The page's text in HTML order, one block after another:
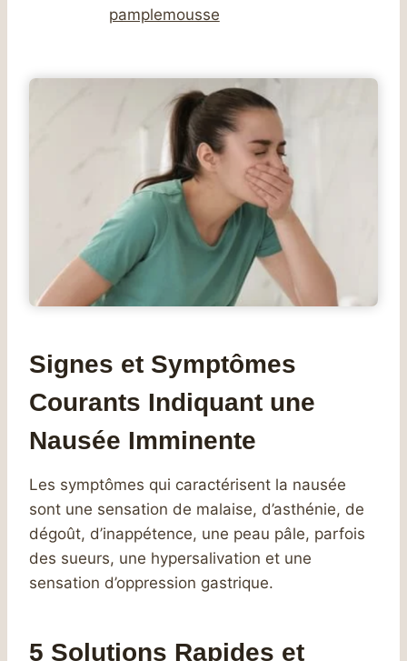
pamplemousse
Signes et Symptômes
Courants Indiquant une
Nausée Imminente
Les symptômes qui caractérisent la nausée
sont une sensation de malaise, d’asthénie, de
dégoût, d’inappétence, une peau pâle, parfois
des sueurs, une hypersalivation et une
sensation d’oppression gastrique.
5 Solutions Rapides et